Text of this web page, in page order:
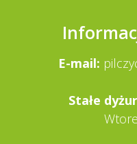
E-mail:
Stałe